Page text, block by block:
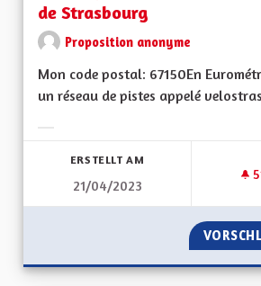
de Strasbourg
Proposition anonyme
Mon code postal: 67150En
un réseau de pistes appelé
ERSTELLT AM
21/04/2023